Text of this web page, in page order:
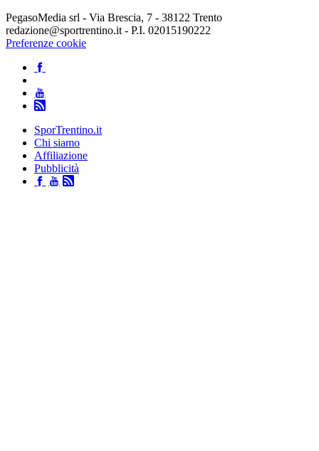
PegasoMedia srl - Via Brescia, 7 - 38122 Trento
redazione@sportrentino.it - P.I. 02015190222
Preferenze cookie
SporTrentino.it
Chi siamo
Affiliazione
Pubblicità